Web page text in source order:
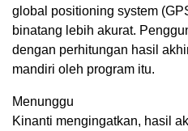
global positioning system
binatang lebih akurat.
dengan perhitungan hasil
mandiri oleh program itu.
Menunggu
Kinanti mengingatkan, hasil